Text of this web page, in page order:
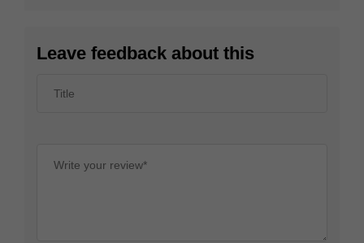
Leave feedback about this